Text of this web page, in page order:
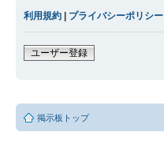
利用規約 | プライバシーポリシー
ユーザー登録
掲示板トップ